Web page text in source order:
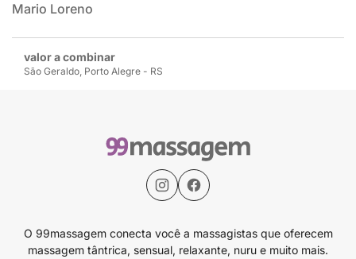
valor a combinar
São Geraldo, Porto Alegre - RS
Mario Loreno
O 99massagem conecta você a massagistas que oferecem
massagem tântrica, sensual, relaxante, nuru e muito mais.